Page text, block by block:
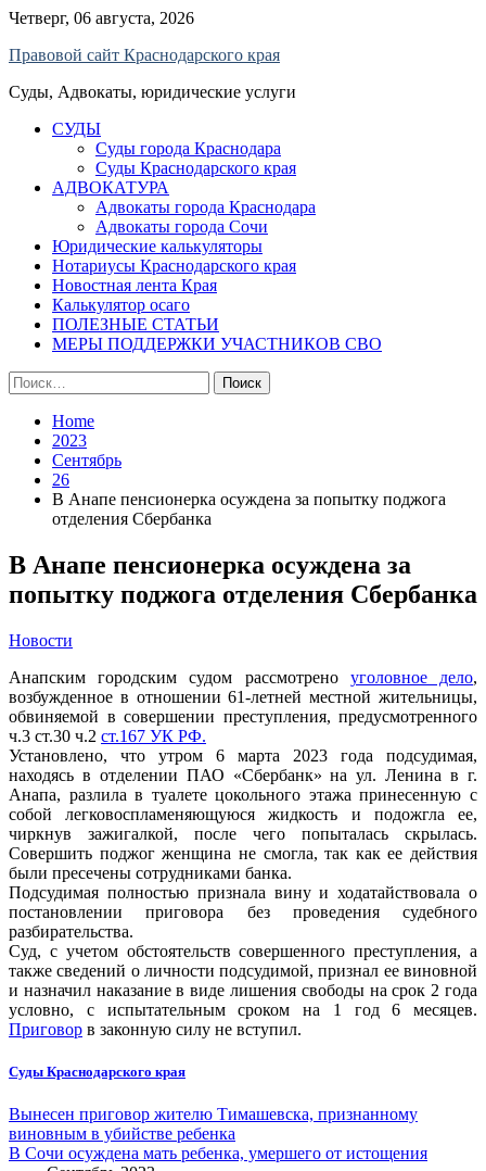
Skip
content
Четверг, 06 августа, 2026
Правовой сайт Краснодарского края
Суды, Адвокаты, юридические услуги
СУДЫ
Суды города Краснодара
Суды Краснодарского края
АДВОКАТУРА
Адвокаты города Краснодара
Адвокаты города Сочи
Юридические калькуляторы
Нотариусы Краснодарского края
Новостная лента Края
Калькулятор осаго
ПОЛЕЗНЫЕ СТАТЬИ
МЕРЫ ПОДДЕРЖКИ УЧАСТНИКОВ СВО
Найти:
Home
2023
Сентябрь
26
В Анапе пенсионерка осуждена за попытку поджога
отделения Сбербанка
В Анапе пенсионерка осуждена за
попытку поджога отделения Сбербанка
Новости
Анапским городским судом рассмотрено уголовное дело,
возбужденное в отношении 61-летней местной жительницы,
обвиняемой в совершении преступления, предусмотренного
ч.3 ст.30 ч.2 ст.167 УК РФ.
Установлено, что утром 6 марта 2023 года подсудимая,
находясь в отделении ПАО «Сбербанк» на ул. Ленина в г.
Анапа, разлила в туалете цокольного этажа принесенную с
собой легковоспламеняющуюся жидкость и подожгла ее,
чиркнув зажигалкой, после чего попыталась скрылась.
Совершить поджог женщина не смогла, так как ее действия
были пресечены сотрудниками банка.
Подсудимая полностью признала вину и ходатайствовала о
постановлении приговора без проведения судебного
разбирательства.
Суд, с учетом обстоятельств совершенного преступления, а
также сведений о личности подсудимой, признал ее виновной
и назначил наказание в виде лишения свободы на срок 2 года
условно, с испытательным сроком на 1 год 6 месяцев.
Приговор в законную силу не вступил.
Суды Краснодарского края
Навигация
по
Вынесен приговор жителю Тимашевска, признанному
виновным в убийстве ребенка
В Сочи осуждена мать ребенка, умершего от истощения